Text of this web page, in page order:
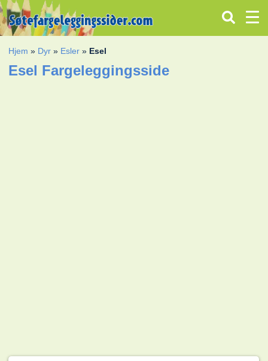
Hjem » Dyr » Esler » Esel
Esel Fargeleggingsside